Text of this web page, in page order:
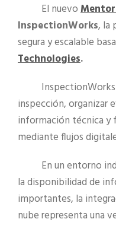
El nuevo
InspectionWorks, la
segura y escalable
Technologies.
inspección, organizar
información técnica y
mediante flujos
En un entorno
la disponibilidad de
importantes, la
nube representa una